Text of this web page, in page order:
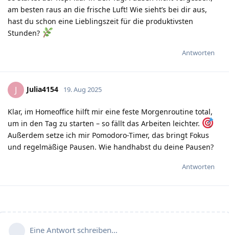
am besten raus an die frische Luft! Wie sieht’s bei dir aus,
hast du schon eine Lieblingszeit für die produktivsten
Stunden?
Antworten
J Julia4154 19. Aug 2025
Klar, im Homeoffice hilft mir eine feste Morgenroutine total,
um in den Tag zu starten – so fällt das Arbeiten leichter.
Außerdem setze ich mir Pomodoro-Timer, das bringt Fokus
und regelmäßige Pausen. Wie handhabst du deine Pausen?
Antworten
Eine Antwort schreiben…